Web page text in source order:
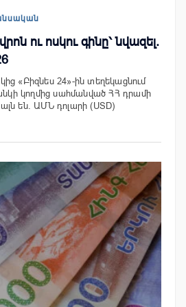
ու ոսկու գինը՝ նվազել.
«Բիզնես 24»-ին տեղեկացնում
կողմից սահմանված ՀՀ դրամի
են. ԱՄՆ դոլարի (USD)